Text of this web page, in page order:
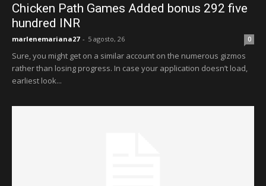
Chicken Path Games Added bonus 292 five
hundred INR
marlenemariana27 - 5 agosto, 26 0
Sure, you might get on a similar account on the numerous gizmos
rather than losing progress. In case your application doesn’t load,
earliest look...